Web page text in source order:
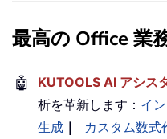
最高の Office 業
🤖 KUTOOLS AI アシス
析を革新します： イ
生成 ｜ カスタム数式